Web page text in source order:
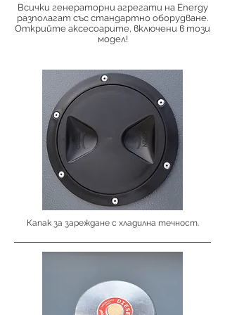
Всички генераторни агрегати на Energy
разполагат със стандартно оборудване.
Открийте аксесоарите, включени в този
модел!
Капак за зареждане с хладилна течност.